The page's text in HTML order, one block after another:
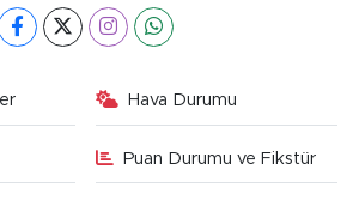
Hava Durumu
Puan Durumu ve Fikstür